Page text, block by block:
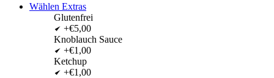
Wählen Extras
Glutenfrei
+€5,00
Knoblauch Sauce
+€1,00
Ketchup
+€1,00